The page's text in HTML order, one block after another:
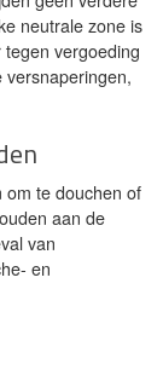
neutrale zone is
vergoeding
om te douchen of
aan de
van
en